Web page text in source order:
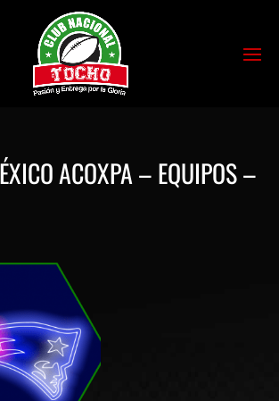
ACOXPA – EQUIPOS –